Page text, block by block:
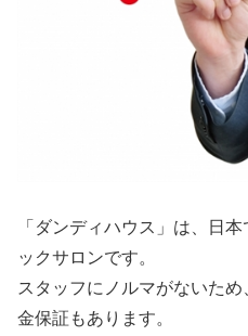
「ダンディハウス」は、日
ックサロンです。
スタッフにノルマがないた
金保証もあります。